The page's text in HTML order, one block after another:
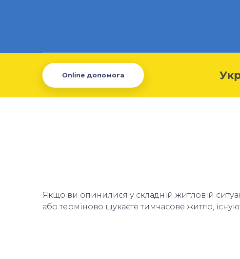
Online допомога
Якщо ви опинилися у складній житловій
або терміново шукаєте тимчасове житло,